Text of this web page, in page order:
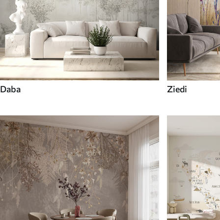
Daba Ziedi